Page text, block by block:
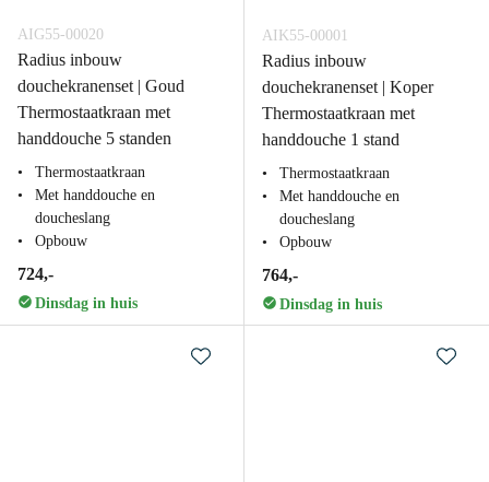
AIG55-00020
Radius inbouw
douchekranenset | Goud
Thermostaatkraan met
handdouche 5 standen
Thermostaatkraan
Met handdouche en
doucheslang
Opbouw
724,-
Dinsdag in huis
AIK55-00001
Radius inbouw
douchekranenset | Koper
Thermostaatkraan met
handdouche 1 stand
Thermostaatkraan
Met handdouche en
doucheslang
Opbouw
764,-
Dinsdag in huis